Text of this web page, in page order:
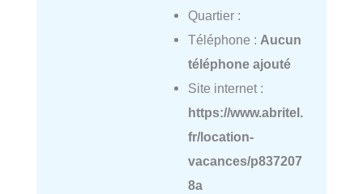
Quartier :
Téléphone : Aucun
téléphone ajouté
Site internet :
https://www.abritel.
fr/location-
vacances/p837207
8a